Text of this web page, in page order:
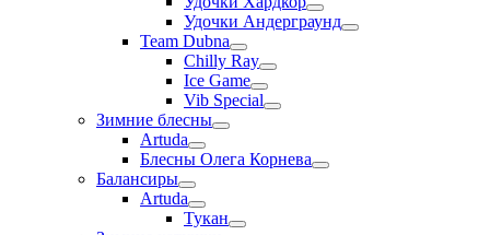
Удочки Андерграунд
Team Dubna
Chilly Ray
Ice Game
Vib Special
Зимние блесны
Artuda
Блесны Олега Корнева
Балансиры
Artuda
Тукан